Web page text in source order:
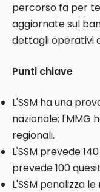
percorso fa per
aggiornate sul
dettagli operativi
Punti chiave
L'SSM ha una
nazionale; l'MMG
regionali.
L'SSM prevede
prevede 100
L'SSM penalizza